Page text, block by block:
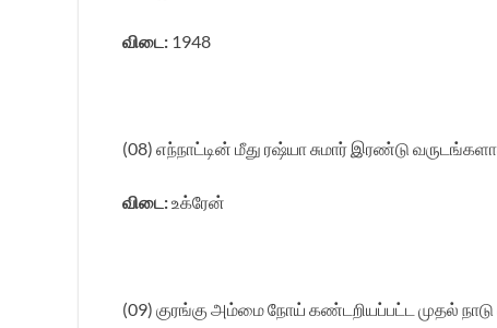
விடை: 1948
(08) எந்நாட்டின் மீது ரஷ்யா சுமார் இரண்டு
விடை:உக்ரேன்
(09) குரங்கு அம்மை நோய் கண்டறியப்பட்ட முதல் நாடு